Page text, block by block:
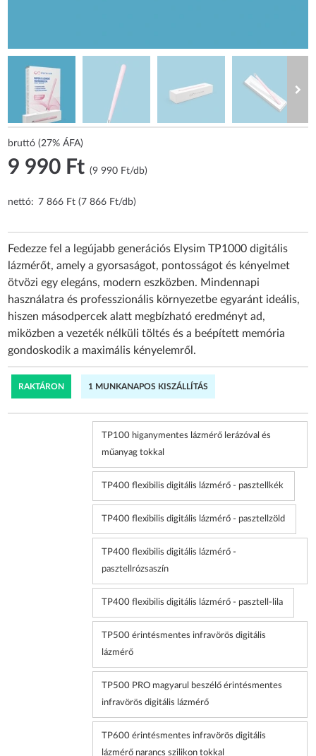
bruttó (27% ÁFA)
9 990 Ft(9 990 Ft/db)
nettó: 7 866 Ft (7 866 Ft/db)
Fedezze fel a legújabb generációs Elysim TP1000 digitális
lázmérőt, amely a gyorsaságot, pontosságot és kényelmet
ötvözi egy elegáns, modern eszközben. Mindennapi
használatra és professzionális környezetbe egyaránt ideális,
hiszen másodpercek alatt megbízható eredményt ad,
miközben a vezeték nélküli töltés és a beépített memória
gondoskodik a maximális kényelemről.
RAKTÁRON 1 MUNKANAPOS KISZÁLLÍTÁS
TP100 higanymentes lázmérő lerázóval és
műanyag tokkal
TP400 flexibilis digitális lázmérő - pasztellkék
TP400 flexibilis digitális lázmérő - pasztellzöld
TP400 flexibilis digitális lázmérő -
pasztellrózsaszín
TP400 flexibilis digitális lázmérő - pasztell-lila
TP500 érintésmentes infravörös digitális
lázmérő
TP500 PRO magyarul beszélő érintésmentes
infravörös digitális lázmérő
TP600 érintésmentes infravörös digitális
lázmérő narancs szilikon tokkal